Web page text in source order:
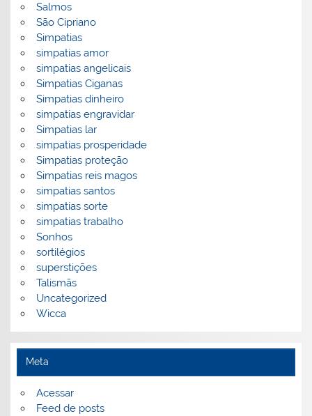
Salmos
São Cipriano
Simpatias
simpatias amor
simpatias angelicais
Simpatias Ciganas
Simpatias dinheiro
simpatias engravidar
Simpatias lar
simpatias prosperidade
Simpatias proteção
Simpatias reis magos
simpatias santos
simpatias sorte
simpatias trabalho
Sonhos
sortilégios
superstições
Talismãs
Uncategorized
Wicca
Meta
Acessar
Feed de posts